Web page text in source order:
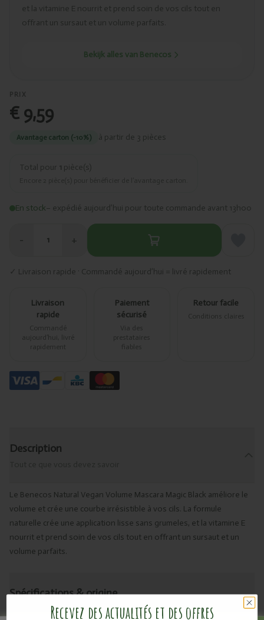
et la vitamine E nourrit et prend soin de vos cils tout en
offrant un sursaut et un volume parfaits.
Bekijk alles van Benecos
PRIX
€ 9,59
Avantage carton (-10%) à partir de 3 pièces
Total pour 1 pièce(s)
En stock– expédié aujourd’hui pour toute commande avant 13h00
− 1 +
✓ Livraison rapide · Commandé aujourd’hui = livré rapidement
Livraison
rapide
Commandé
aujourd’hui, livré
rapidement
Paiement
sécurisé
Via des
prestataires
fiables
Retour facile
Conditions claires
Description
Le Benecos Natural Vegan Volume Mascara Magic Black améliore le
volume et crée une courbe irrésistible à vos cils. La formule
naturelle crée une application lisse sans grumeles, et la vitamine E
nourrit et prend soin de vos cils tout en offrant un sursaut et un
volume parfaits.
Spécifications & origine
Détails techniquesRecevez des actualités et des offres